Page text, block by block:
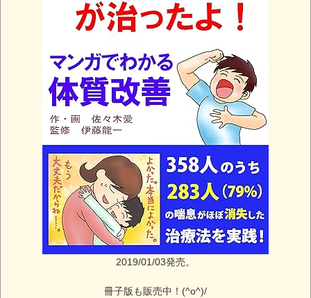
2019/01/03発売。
冊子版も販売中！(^o^)/